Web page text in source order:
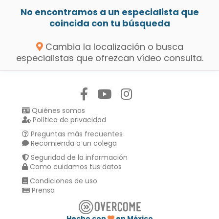
No encontramos a un especialista que
coincida con tu búsqueda
Cambia la localización o busca
especialistas que ofrezcan vídeo consulta.
Quiénes somos
Política de privacidad
Preguntas más frecuentes
Recomienda a un colega
Seguridad de la información
Como cuidamos tus datos
Condiciones de uso
Prensa